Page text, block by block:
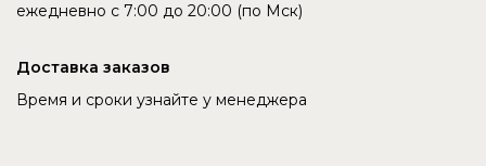
ежедневно с 7:00 до 20:00 (по Мск)
Доставка заказов
Время и сроки узнайте у менеджера